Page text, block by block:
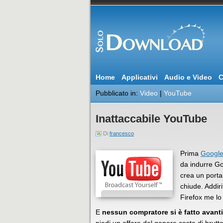
Home Applicativi Audio e Video
Pubblicato in: Video | YouTube
Inattaccabile YouTube
Di francesco
Prima
da indurre
crea un
chiude.
Firefox me
E nessun compratore si è fatto avanti